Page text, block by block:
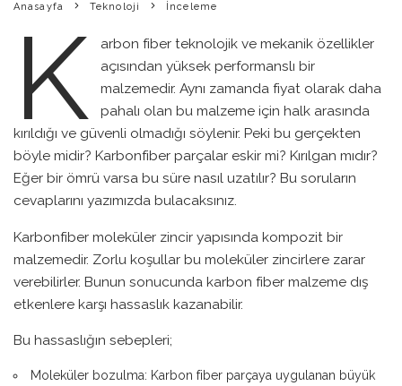
Anasayfa Teknoloji İnceleme
K
arbon fiber teknolojik ve mekanik özellikler
açısından yüksek performanslı bir
malzemedir. Aynı zamanda fiyat olarak daha
pahalı olan bu malzeme için halk arasında
kırıldığı ve güvenli olmadığı söylenir. Peki bu gerçekten
böyle midir? Karbonfiber parçalar eskir mi? Kırılgan mıdır?
Eğer bir ömrü varsa bu süre nasıl uzatılır? Bu soruların
cevaplarını yazımızda bulacaksınız.
Karbonfiber moleküler zincir yapısında kompozit bir
malzemedir. Zorlu koşullar bu moleküler zincirlere zarar
verebilirler. Bunun sonucunda karbon fiber malzeme dış
etkenlere karşı hassaslık kazanabilir.
Bu hassaslığın sebepleri;
Moleküler bozulma: Karbon fiber parçaya uygulanan büyük